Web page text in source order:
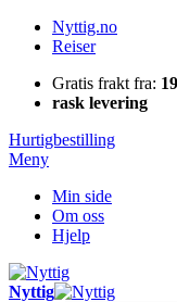
Nyttig.no
Reiser
Gratis frakt fra:
rask levering
Hurtigbestilling
Meny
Min side
Om oss
Hjelp
Nyttig